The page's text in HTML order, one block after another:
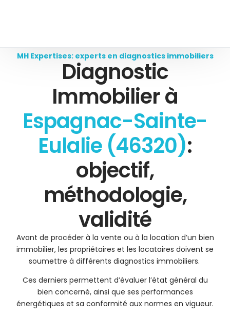
MH Expertises: experts en diagnostics immobiliers
Diagnostic
Immobilier à
Espagnac-Sainte-
Eulalie (46320):
objectif,
méthodologie,
validité
Avant de procéder à la vente ou à la location d’un bien
immobilier, les propriétaires et les locataires doivent se
soumettre à différents diagnostics immobiliers.
Ces derniers permettent d’évaluer l’état général du
bien concerné, ainsi que ses performances
énergétiques et sa conformité aux normes en vigueur.